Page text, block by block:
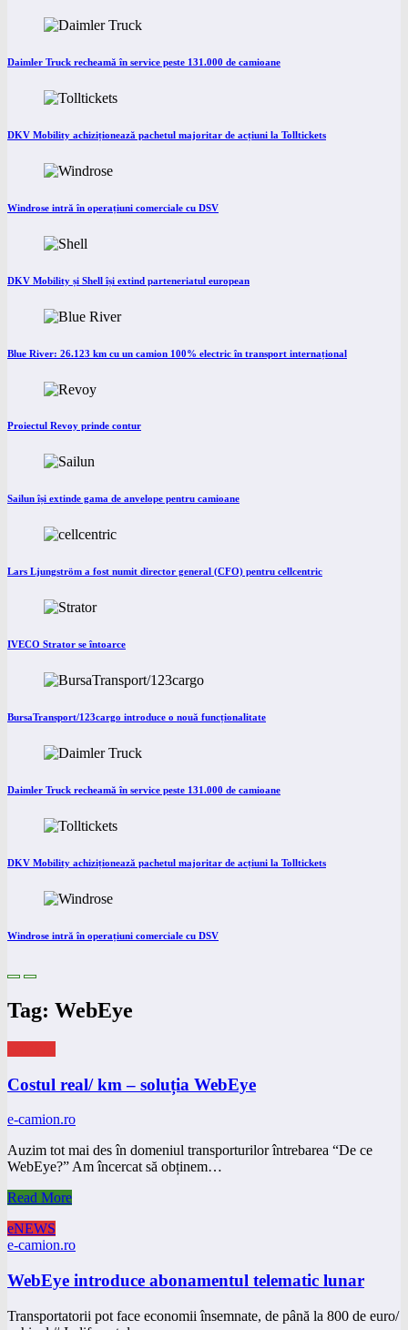
Daimler Truck recheamă în service peste 131.000 de camioane
DKV Mobility achiziționează pachetul majoritar de acțiuni la Tolltickets
Windrose intră în operațiuni comerciale cu DSV
DKV Mobility și Shell își extind parteneriatul european
Blue River: 26.123 km cu un camion 100% electric în transport internațional
Proiectul Revoy prinde contur
Sailun își extinde gama de anvelope pentru camioane
Lars Ljungström a fost numit director general (CFO) pentru cellcentric
IVECO Strator se întoarce
BursaTransport/123cargo introduce o nouă funcționalitate
Daimler Truck recheamă în service peste 131.000 de camioane
DKV Mobility achiziționează pachetul majoritar de acțiuni la Tolltickets
Windrose intră în operațiuni comerciale cu DSV
Tag: WebEye
Costul real/ km – soluția WebEye
e-camion.ro
Auzim tot mai des în domeniul transporturilor întrebarea “De ce
WebEye?” Am încercat să obținem…
Read More
eNEWS
e-camion.ro
WebEye introduce abonamentul telematic lunar
Transportatorii pot face economii însemnate, de până la 800 de euro/